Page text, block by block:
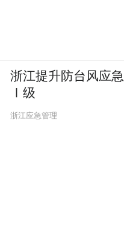
浙江提升防台风应
Ⅰ级
浙江应急管理